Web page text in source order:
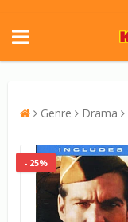
Genre Drama
- 25%